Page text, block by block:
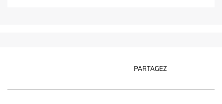
PARTAGEZ